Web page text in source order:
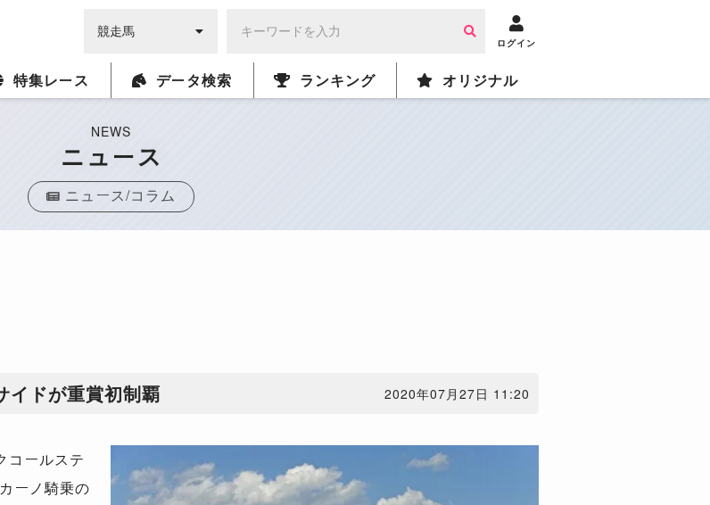
ログイン
特集レース データ検索 ランキング オリジナル
NEWS
ニュース
ニュース/コラム
イドが重賞初制覇 2020年07月27日 11:20
コールステ
ーノ騎乗の